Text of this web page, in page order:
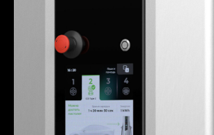
тренды, удачные
функциональные решения,
способы снижения стоимости.
Помогаем разработать
техническое задание.